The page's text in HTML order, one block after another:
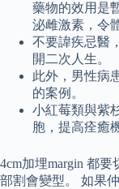
藥物的效用是
泌雌激素，令
不要諱疾忌醫
開二次人生。
此外，男性病
的案例。
小紅莓類與紫
胞，提高痊癒
4cm加埋margin 都
部割會變型。 如果